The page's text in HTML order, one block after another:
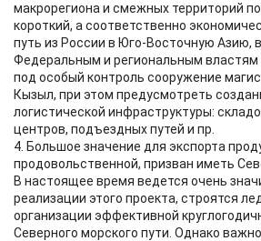
макрорегиона и смежных территорий
короткий, а соответственно
путь из России в Юго-Восточную Азию,
Федеральным и региональным властям
под особый контроль сооружение
Кызыл, при этом предусмотреть
логистической инфраструктуры:
центров, подъездных путей и пр.
4. Большое значение для экспорта
продовольственной, призван иметь
В настоящее время ведется очень
реализации этого проекта, строятся
организации эффективной
Северного морского пути. Однако